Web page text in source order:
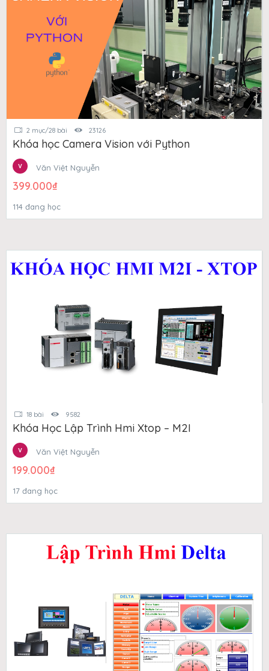
2 mục/28 bài 23126
Khóa học Camera Vision với Python
Văn Việt Nguyễn
399.000₫
114 đang học
18 bài 9582
Khóa Học Lập Trình Hmi Xtop – M2I
Văn Việt Nguyễn
199.000₫
17 đang học